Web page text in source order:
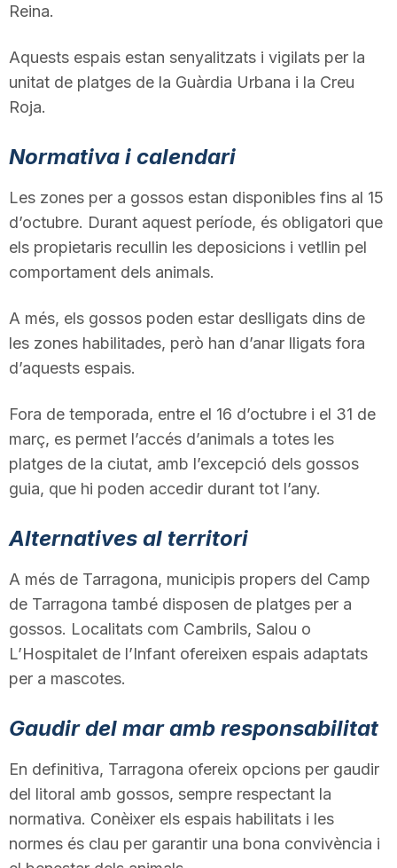
Reina.
Aquests espais estan senyalitzats i vigilats per la
unitat de platges de la Guàrdia Urbana i la Creu
Roja.
Normativa i calendari
Les zones per a gossos estan disponibles fins al 15
d’octubre. Durant aquest període, és obligatori que
els propietaris recullin les deposicions i vetllin pel
comportament dels animals.
A més, els gossos poden estar deslligats dins de
les zones habilitades, però han d’anar lligats fora
d’aquests espais.
Fora de temporada, entre el 16 d’octubre i el 31 de
març, es permet l’accés d’animals a totes les
platges de la ciutat, amb l’excepció dels gossos
guia, que hi poden accedir durant tot l’any.
Alternatives al territori
A més de Tarragona, municipis propers del Camp
de Tarragona també disposen de platges per a
gossos. Localitats com Cambrils, Salou o
L’Hospitalet de l’Infant ofereixen espais adaptats
per a mascotes.
Gaudir del mar amb responsabilitat
En definitiva, Tarragona ofereix opcions per gaudir
del litoral amb gossos, sempre respectant la
normativa. Conèixer els espais habilitats i les
normes és clau per garantir una bona convivència i